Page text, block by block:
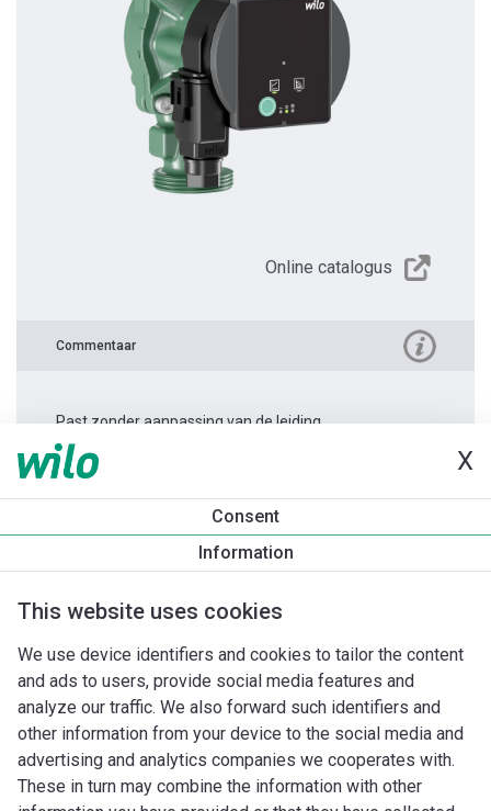
X
Consent
Information
This website uses cookies
We use device identifiers and cookies to tailor the content
and ads to users, provide social media features and
analyze our traffic. We also forward such identifiers and
other information from your device to the social media and
advertising and analytics companies we cooperates with.
These in turn may combine the information with other
Online catalogus
Commentaar
Past zonder aanpassing van de leiding.
Productinformatie